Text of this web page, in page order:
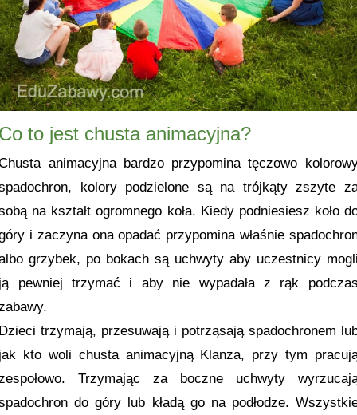
to jest chusta animacyjna?
animacyjna bardzo przypomina tęczowo
kolory podzielone są na trójkąty zszyte
na kształt ogromnego koła. Kiedy podniesiesz koło
i zaczyna ona opadać przypomina właśnie
grzybek, po bokach są uchwyty aby uczestnicy
pewniej trzymać i aby nie wypadała z rąk
trzymają, przesuwają i potrząsają spadochronem
kto woli chusta animacyjną Klanza, przy tym
Trzymając za boczne uchwyty
do góry lub kładą go na podłodze.